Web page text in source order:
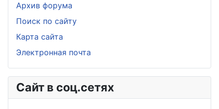
Архив форума
Поиск по сайту
Карта сайта
Электронная почта
Сайт в соц.сетях